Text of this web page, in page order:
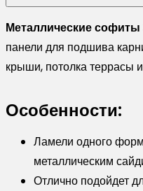
0,345
Grand
Line
0,5
Matt
пленкой
Металлические софиты
панели для подшива
крыши, потолка террасы
Особенности:
Ламели одного
металлическим
Отлично подойдет